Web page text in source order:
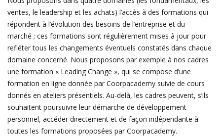
ventes, le leadership et les achats) l’accès à des formations qui
répondent à l’évolution des besoins de l’entreprise et du
marché ; ces formations sont régulièrement mises à jour pour
refléter tous les changements éventuels constatés dans chaque
domaine concerné. Nous proposons par exemple à nos cadres
une formation « Leading Change », qui se compose d’une
formation en ligne donnée par Coorpacademy suivie de cours
donnés en ateliers présentiels. Au-delà, les cadres peuvent, s’ils
souhaitent poursuivre leur démarche de développement
personnel, accéder directement et de façon indépendante à
toutes les formations proposées par Coorpacademy.